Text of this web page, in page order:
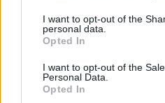
not limited to your visit or usage
grant or deny consent to
use your data for below
consent section.
I want to opt-out of the
personal data.
Opted In
I want to opt-out of the
Personal Data.
Opted In